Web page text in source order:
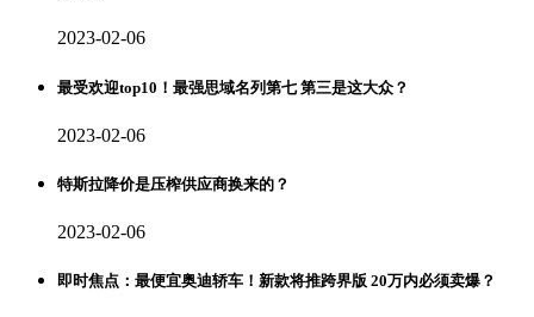
2023-02-06
最受欢迎top10！最强思域名列第七 第三是这大众？
2023-02-06
特斯拉降价是压榨供应商换来的？
2023-02-06
即时焦点：最便宜奥迪轿车！新款将推跨界版 20万内必须卖爆？